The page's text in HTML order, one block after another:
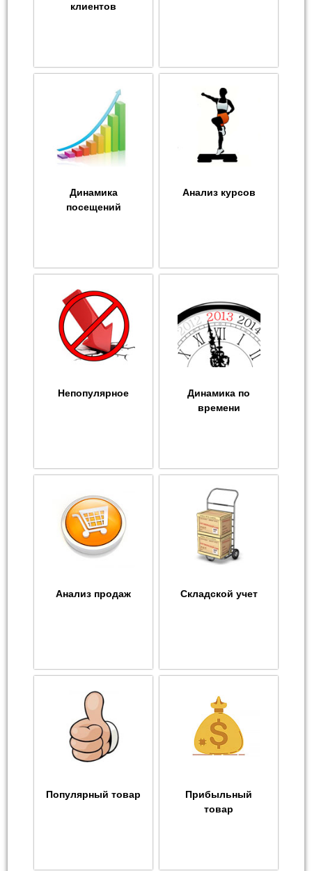
клиентов
Динамика
посещений
Анализ курсов
Непопулярное
Динамика по
времени
Анализ продаж Складской учет
Популярный товар
Прибыльный
товар